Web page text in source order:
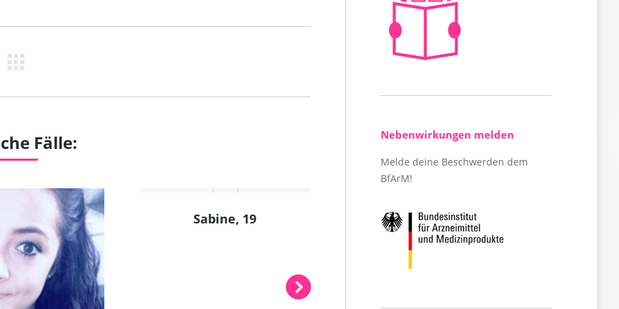
Fälle:
Sabine, 19 Svenja, 27
Nebenwirkungen melden
Melde deine Beschwerden dem
BfArM!